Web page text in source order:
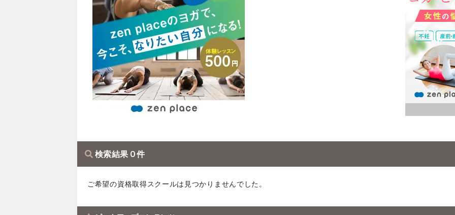
検索結果 0 件
ご希望の資格取得スクールは見つかりませんでした。